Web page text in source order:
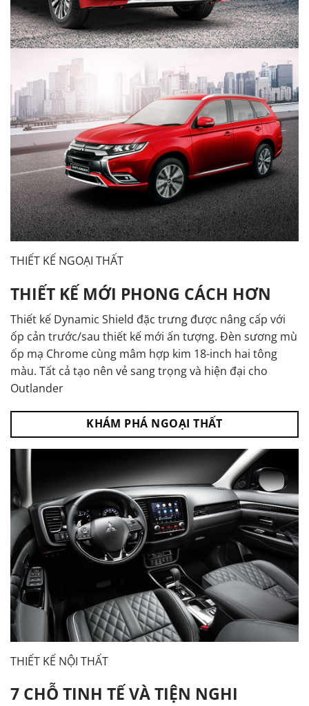
THIẾT KẾ NGOẠI THẤT
THIẾT KẾ MỚI PHONG CÁCH HƠN
Thiết kế Dynamic Shield đặc trưng được nâng cấp với
ốp cản trước/sau thiết kế mới ấn tượng. Đèn sương mù
ốp mạ Chrome cùng mâm hợp kim 18-inch hai tông
màu. Tất cả tạo nên vẻ sang trọng và hiện đại cho
Outlander
KHÁM PHÁ NGOẠI THẤT
THIẾT KẾ NỘI THẤT
7 CHỖ TINH TẾ VÀ TIỆN NGHI